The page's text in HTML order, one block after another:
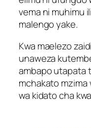
vema ni muhimu
malengo yake.
Kwa maelezo
unaweza
ambapo utapata
mchakato mzima
wa kidato cha